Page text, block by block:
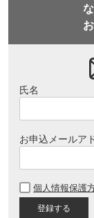
氏名
お申込メールア
個人情報保護